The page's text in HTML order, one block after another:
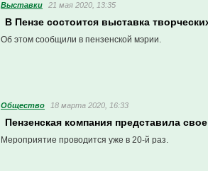
Выставки 21 мая 2020, 13:35
В Пензе состоится выставка
Об этом сообщили в пензенской мэрии.
Общество 18 марта 2020, 16:33
Пензенская компания представила
Мероприятие проводится уже в 20-й раз.